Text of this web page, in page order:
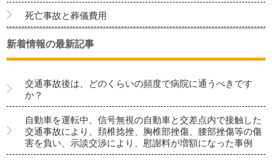
死亡事故と葬儀費用
新着情報の最新記事
交通事故後は、どのくらいの頻度で病院に通うべきです
か？
自動車を運転中、信号無視の自動車と交差点内で接触した
交通事故により、頚椎捻挫、胸椎部挫傷、腰部挫傷等の傷
害を負い、示談交渉により、慰謝料が増額になった事例